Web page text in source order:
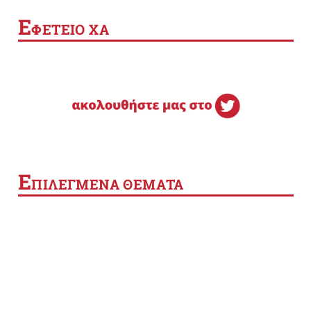
ΕΦΕΤΕΙΟ ΧΑ
ΕΠΙΛΕΓΜΕΝΑ ΘΕΜΑΤΑ